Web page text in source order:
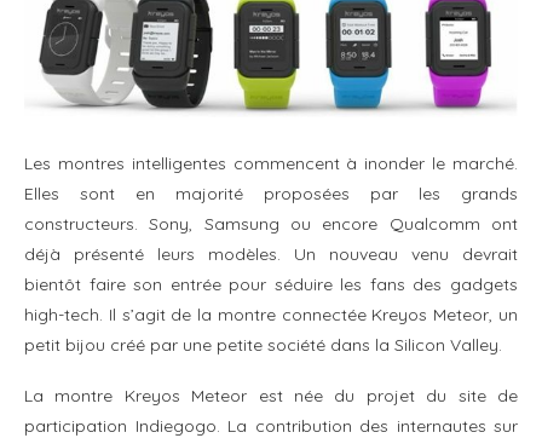
Les montres intelligentes commencent à inonder le marché.
Elles sont en majorité proposées par les grands
constructeurs. Sony, Samsung ou encore Qualcomm ont
déjà présenté leurs modèles. Un nouveau venu devrait
bientôt faire son entrée pour séduire les fans des gadgets
high-tech. Il s’agit de la montre connectée Kreyos Meteor, un
petit bijou créé par une petite société dans la Silicon Valley.
La montre Kreyos Meteor est née du projet du site de
participation Indiegogo. La contribution des internautes sur